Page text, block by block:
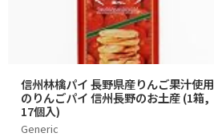
信州林檎パイ 長野県産りんご果汁使用
のりんごパイ 信州長野のお土産 (1箱,
17個入)
Generic